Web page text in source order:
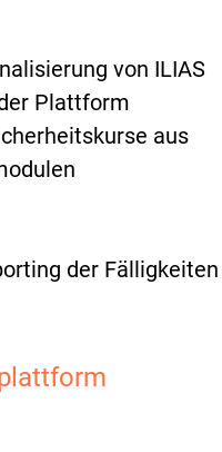
von ILIAS
Plattform
aus
der Fälligkeiten